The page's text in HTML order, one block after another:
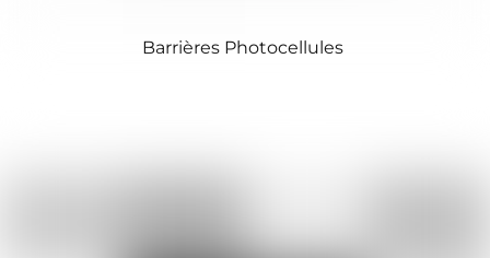
Barrières Photocellules